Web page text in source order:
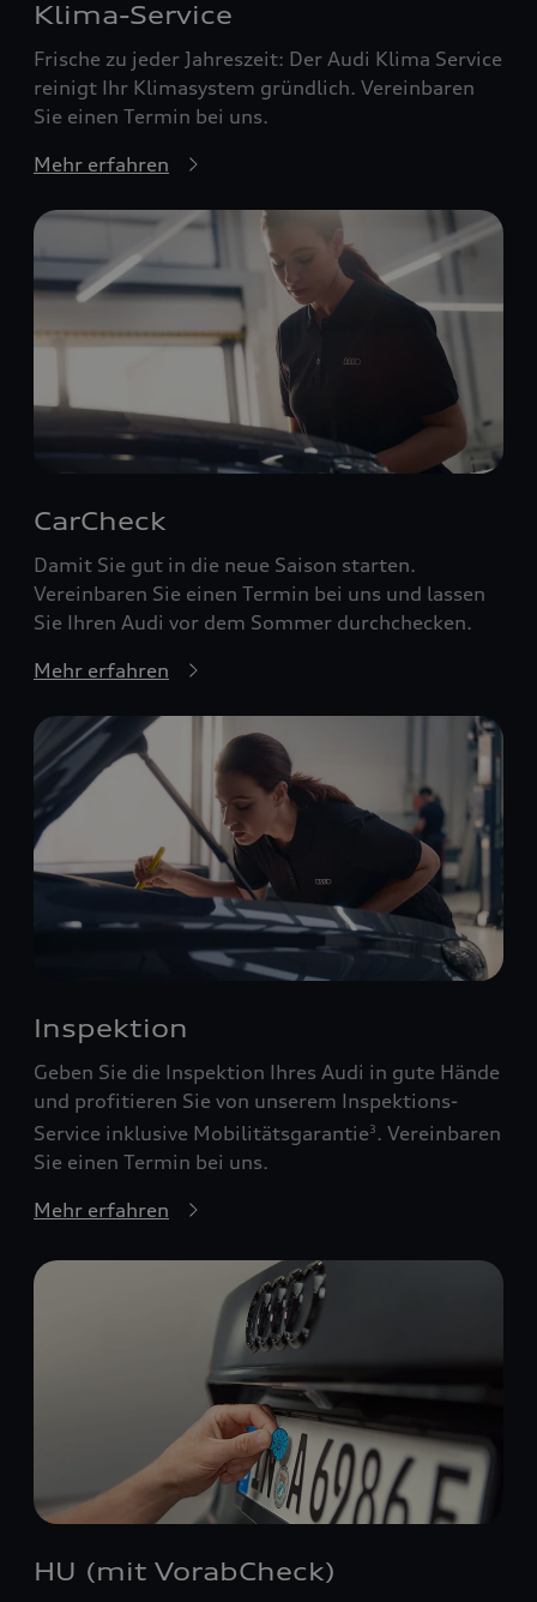
Klima-Service
Frische zu jeder Jahreszeit: Der Audi Klima Service
reinigt Ihr Klimasystem gründlich. Vereinbaren
Sie einen Termin bei uns.
Mehr erfahren
CarCheck
Damit Sie gut in die neue Saison starten.
Vereinbaren Sie einen Termin bei uns und lassen
Sie Ihren Audi vor dem Sommer durchchecken.
Mehr erfahren
Inspektion
Geben Sie die Inspektion Ihres Audi in gute Hände
und profitieren Sie von unserem Inspektions-
Service inklusive Mobilitätsgarantie3 . Vereinbaren
Sie einen Termin bei uns.
Mehr erfahren
HU (mit VorabCheck)